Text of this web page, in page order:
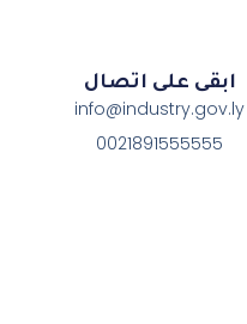
ابقى على اتصال
info@industry.gov.ly
0021891555555